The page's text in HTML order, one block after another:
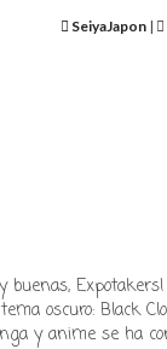
SeiyaJapon |
buenas,
oscuro: Black
y anime se ha